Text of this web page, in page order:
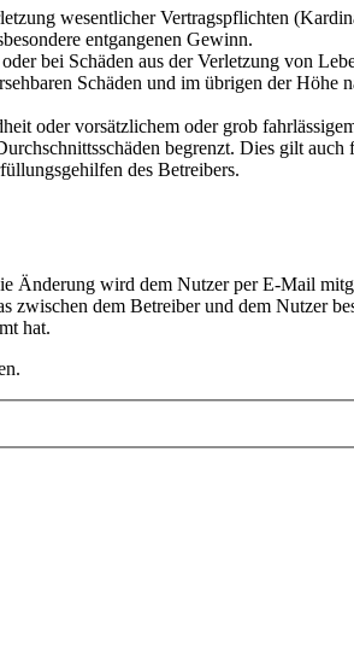
wesentlicher Vertragspflichten
entgangenen Gewinn.
bei Schäden aus der Verletzung von
Schäden und im übrigen der Höhe
oder vorsätzlichem oder grob
begrenzt. Dies gilt
des Betreibers.
Änderung wird dem Nutzer per E-Mail
dem Betreiber und dem Nutzer
hat.